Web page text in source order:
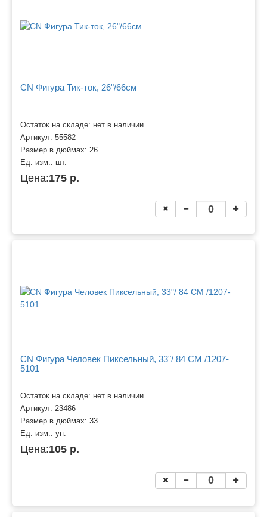
CN Фигура Тик-ток, 26"/66см
Остаток на складе: нет в наличии
Артикул: 55582
Размер в дюймах: 26
Ед. изм.: шт.
Цена:175 р.
CN Фигура Человек Пиксельный, 33"/ 84 СМ /1207-
5101
Остаток на складе: нет в наличии
Артикул: 23486
Размер в дюймах: 33
Ед. изм.: уп.
Цена:105 р.